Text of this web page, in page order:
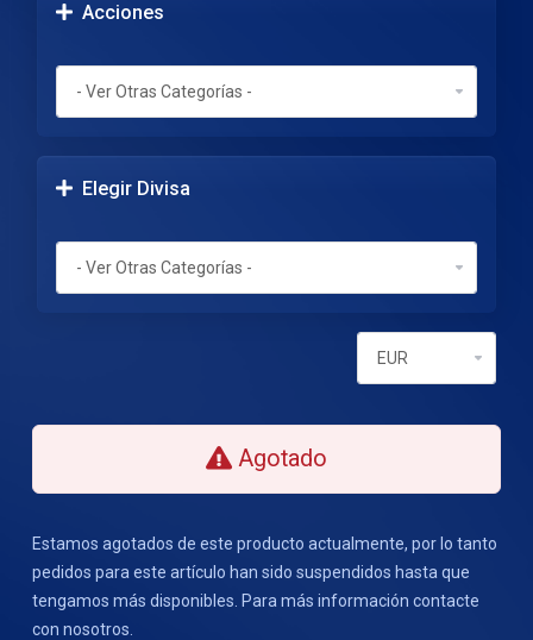
Acciones
Elegir Divisa
Agotado
Estamos agotados de este producto actualmente, por lo tanto
pedidos para este artículo han sido suspendidos hasta que
tengamos más disponibles. Para más información contacte
con nosotros.